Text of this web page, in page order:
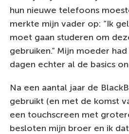
hun nieuwe telefoons
merkte mijn vader op: “Ik
moet gaan studeren om
gebruiken.” Mijn moeder
dagen echter al de basics
Na een aantal jaar de
gebruikt (en met de komst
een touchscreen met
besloten mijn broer en ik